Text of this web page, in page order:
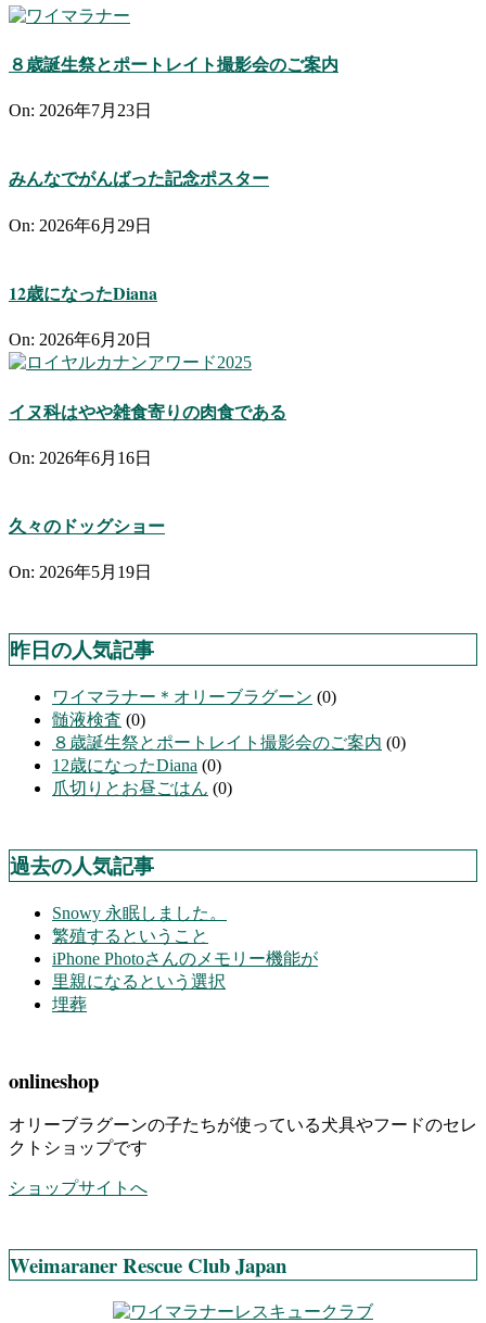
８歳誕生祭とポートレイト撮影会のご案内
On: 2026年7月23日
みんなでがんばった記念ポスター
On: 2026年6月29日
12歳になったDiana
On: 2026年6月20日
イヌ科はやや雑食寄りの肉食である
On: 2026年6月16日
久々のドッグショー
On: 2026年5月19日
昨日の人気記事
ワイマラナー＊オリーブラグーン (0)
髄液検査 (0)
８歳誕生祭とポートレイト撮影会のご案内 (0)
12歳になったDiana (0)
爪切りとお昼ごはん (0)
過去の人気記事
Snowy 永眠しました。
繁殖するということ
iPhone Photoさんのメモリー機能が
里親になるという選択
埋葬
onlineshop
オリーブラグーンの子たちが使っている犬具やフードのセレ
クトショップです
ショップサイトへ
Weimaraner Rescue Club Japan